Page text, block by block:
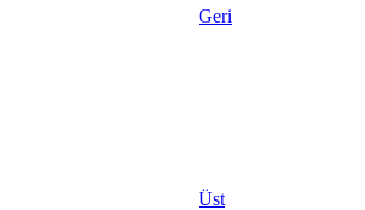
Geri
Üst